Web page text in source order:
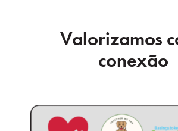
Valorizamos
conexão